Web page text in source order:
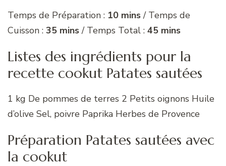
Temps de Préparation : 10 mins/ Temps de
Cuisson : 35 mins/ Temps Total : 45 mins
Listes des ingrédients pour la
recette cookut Patates sautées
1 kg De pommes de terres 2 Petits oignons Huile
d’olive Sel, poivre Paprika Herbes de Provence
Préparation Patates sautées avec
la cookut